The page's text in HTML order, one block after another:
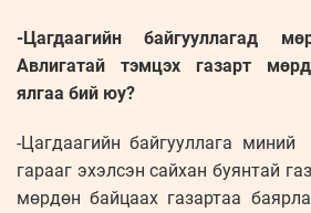
-Цагдаагийн байгууллагад
Авлигатай тэмцэх газарт
ялгаа бий юу?
-Цагдаагийн байгууллага
гарааг эхэлсэн сайхан буянтай
мөрдөн байцаах газартаа